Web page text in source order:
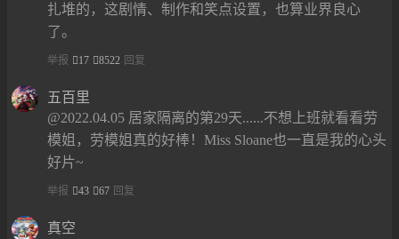
扎堆的，这剧情、制作和笑点设置，也算业界良心
了。
举报 17 8522 回复
五百里
@2022.04.05 居家隔离的第29天......不想上班就看看劳
模姐，劳模姐真的好棒！Miss Sloane也一直是我的心头
好片~
举报 43 67 回复
真空